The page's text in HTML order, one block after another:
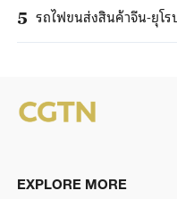
5 รถไฟขนส่งสินค้าจีน-ยุโ
EXPLORE MORE